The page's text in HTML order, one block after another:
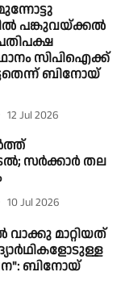
മുന്നോട്ടു
പങ്കുവയ്ക്കൽ
സിപിഐക്ക്
ബിനോയ്
12 Jul 2026
സർക്കാർ തല
10 Jul 2026
വാക്കു മാറ്റിയത്
ബിനോയ്